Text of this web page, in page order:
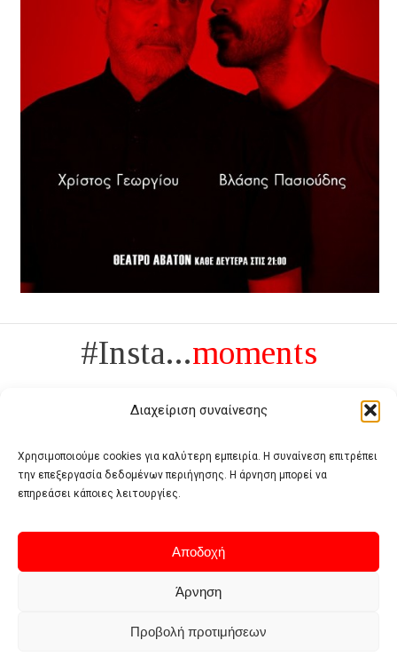
Διαχείριση συναίνεσης
Χρησιμοποιούμε cookies για καλύτερη εμπειρία. Η συναίνεση επιτρέπει
την επεξεργασία δεδομένων περιήγησης. Η άρνηση μπορεί να
επηρεάσει κάποιες λειτουργίες.
Αποδοχή
Άρνηση
Προβολή προτιμήσεων
#Insta...moments
Πολυτέλεια δεν είναι το αντίθετο της ανέχειας, είναι το αντίθετο της
Terms of use Privacy policy Cookie policy